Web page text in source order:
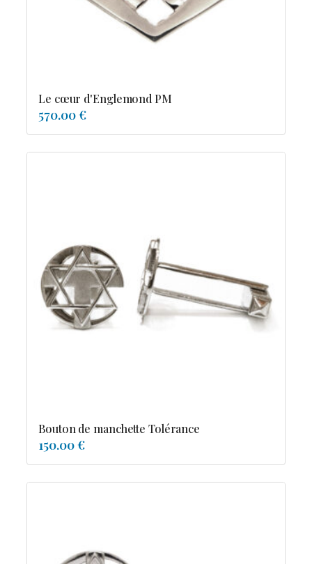
Le cœur d'Englemond PM
570.00 €
Bouton de manchette Tolérance
150.00 €